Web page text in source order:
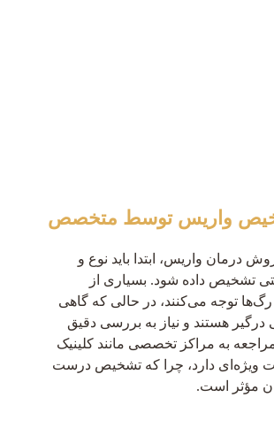
واریس توسط متخصص
درمان واریس، ابتدا باید نوع و
تشخیص داده شود. بسیاری از
رگ‌ها توجه می‌کنند، در حالی که گاهی
هستند و نیاز به بررسی دقیق
به مراکز تخصصی مانند کلینیک
ویژه‌ای دارد، چرا که تشخیص درست
مؤثر است.